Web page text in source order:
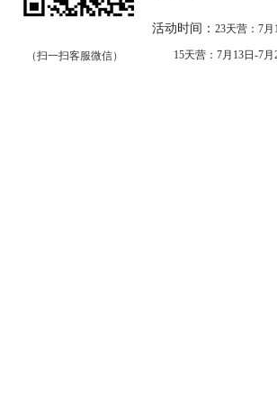
（扫一扫客服微信）
活动时间： 23天营： 7月
15天营： 7月13日-7月